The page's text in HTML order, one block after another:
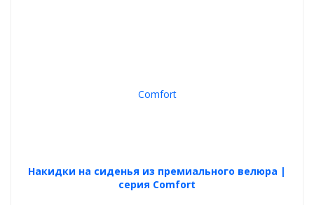
Накидки на сиденья из премиального велюра |
серия Comfort